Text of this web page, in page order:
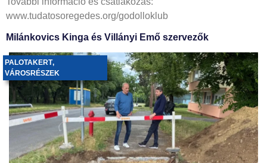
www.tudatosoregedes.org/godolloklub
Milánkovics Kinga és Villányi Emő szervezők
PALOTAKERT,
VÁROSRÉSZEK